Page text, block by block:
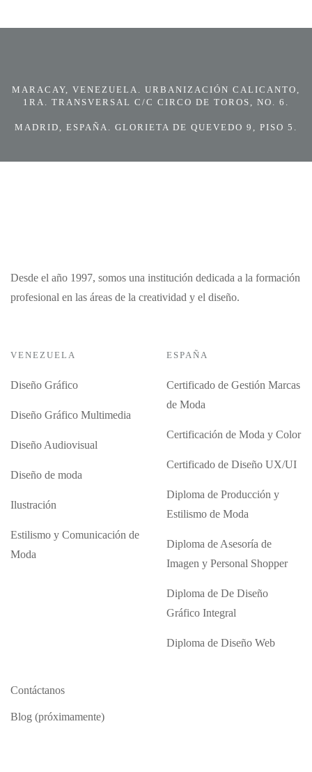
MARACAY, VENEZUELA. URBANIZACIÓN CALICANTO,
1RA. TRANSVERSAL C/C CIRCO DE TOROS, NO. 6.
MADRID, ESPAÑA. GLORIETA DE QUEVEDO 9, PISO 5.
Desde el año 1997, somos una institución dedicada a la formación
profesional en las áreas de la creatividad y el diseño.
VENEZUELA
Diseño Gráfico
Diseño Gráfico Multimedia
Diseño Audiovisual
Diseño de moda
Ilustración
Estilismo y Comunicación de
Moda
ESPAÑA
Certificado de Gestión Marcas
de Moda
Certificación de Moda y Color
Certificado de Diseño UX/UI
Diploma de Producción y
Estilismo de Moda
Diploma de Asesoría de
Imagen y Personal Shopper
Diploma de De Diseño
Gráfico Integral
Diploma de Diseño Web
Contáctanos
Blog (próximamente)